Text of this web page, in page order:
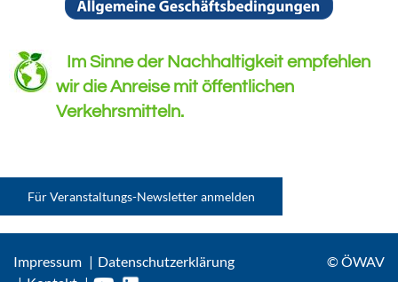
Im Sinne der Nachhaltigkeit empfehlen
wir die Anreise mit öffentlichen
Verkehrsmitteln.
Für Veranstaltungs-Newsletter anmelden
Impressum
Datenschutzerklärung
© ÖWAV